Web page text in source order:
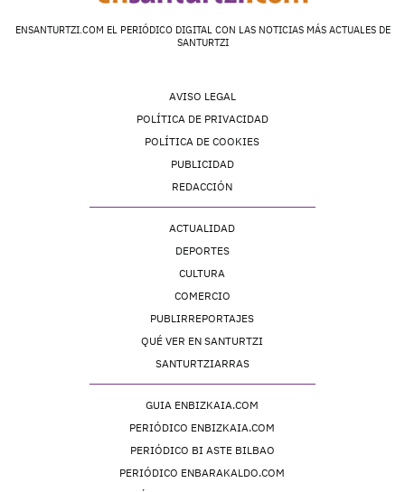
ENSANTURTZI.COM EL PERIÓDICO DIGITAL CON LAS NOTICIAS MÁS ACTUALES DE
SANTURTZI
AVISO LEGAL
POLÍTICA DE PRIVACIDAD
POLÍTICA DE COOKIES
PUBLICIDAD
REDACCIÓN
ACTUALIDAD
DEPORTES
CULTURA
COMERCIO
PUBLIRREPORTAJES
QUÉ VER EN SANTURTZI
SANTURTZIARRAS
GUIA ENBIZKAIA.COM
PERIÓDICO ENBIZKAIA.COM
PERIÓDICO BI ASTE BILBAO
PERIÓDICO ENBARAKALDO.COM